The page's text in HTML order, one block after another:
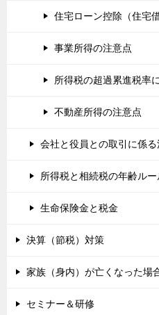
住宅ローン控除（住宅
事業所得の注意点
所得税の超過累進税率
不動産所得の注意点
会社と役員との取引に係る
所得税と相続税の年齢ルー
生命保険金と税金
決算（節税）対策
家族（身内）が亡くなった場
セミナー＆研修